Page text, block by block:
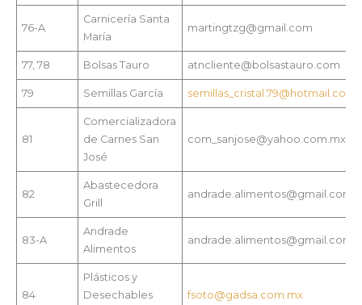
76-A
Carnicería Santa
María
martingtzg@gmail.com
77, 78 Bolsas Tauro atncliente@bolsastauro.com
79 Semillas García semillas_cristal.79@hotmail.com
81
Comercializadora
de Carnes San
José
com_sanjose@yahoo.com.mx
82
Abastecedora
Grill
andrade.alimentos@gmail.com
83-A
Andrade
Alimentos
andrade.alimentos@gmail.com
84
Plásticos y
Desechables
fsoto@gadsa.com.mx